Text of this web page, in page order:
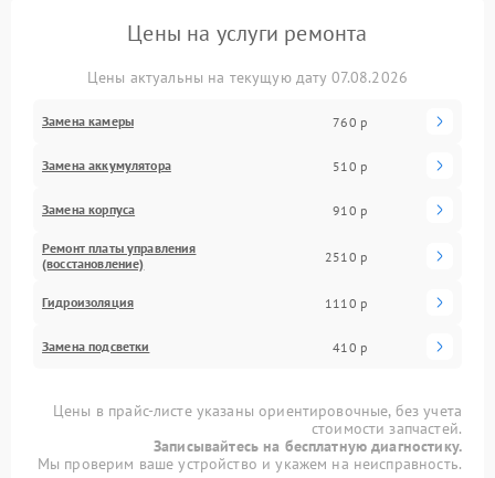
Цены на услуги ремонта
Цены актуальны на текущую дату 07.08.2026
Замена камеры 760 р
Замена аккумулятора 510 р
Замена корпуса 910 р
Ремонт платы управления
(восстановление)
2510 р
Гидроизоляция 1110 р
Замена подсветки 410 р
Цены в прайс-листе указаны ориентировочные, без учета
стоимости запчастей.
Записывайтесь на бесплатную диагностику.
Мы проверим ваше устройство и укажем на неисправность.